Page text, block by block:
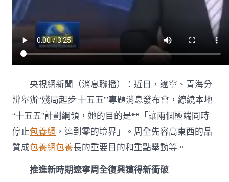
衝
破
奮
力
譜
寫
中
國
式
台
包
養
網
比
央視網新聞（消息聯播）：近日，遼寧、青海分
辨舉辦“殘局起步‘十五五’”專題消息發布會，繚繞本地
“十五五”計劃綱領，她的目的是**「讓兩個極端同時
停止包養網 ，達到零的境界」。周全先容高東西的品
質成包養網包養長的重要目的和重點舉動等。
推進新時期遼寧周全復興獲得新衝破